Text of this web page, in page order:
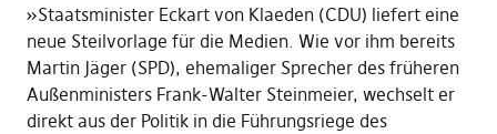
»Staatsminister Eckart von Klaeden (CDU) liefert eine
neue Steilvorlage für die Medien. Wie vor ihm bereits
Martin Jäger (SPD), ehemaliger Sprecher des früheren
Außenministers Frank-Walter Steinmeier, wechselt er
direkt aus der Politik in die Führungsriege des